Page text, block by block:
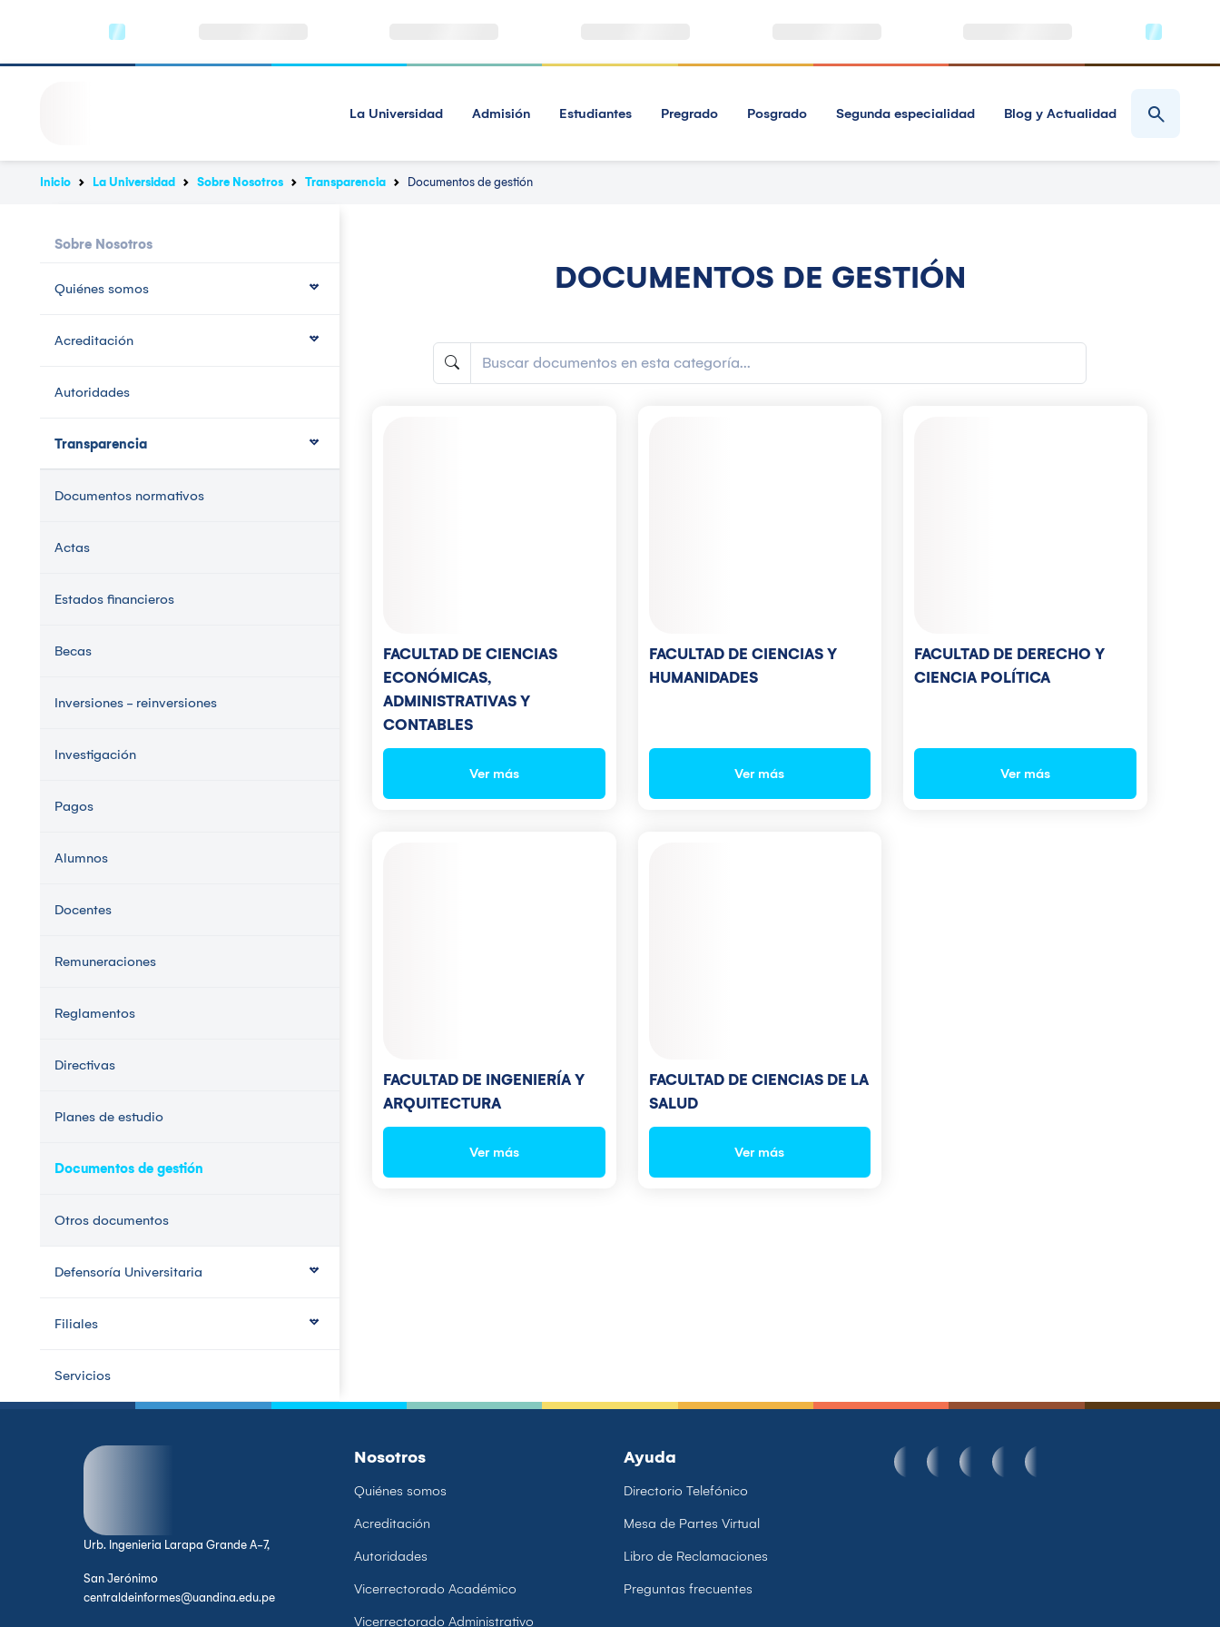
La Universidad Admisión Estudiantes Pregrado Posgrado Segunda especialidad Blog y Actualidad
Inicio La Universidad Sobre Nosotros Transparencia Documentos de gestión
Sobre Nosotros
Quiénes somos
Acreditación
Autoridades
Transparencia
Documentos normativos
Actas
Estados financieros
Becas
Inversiones - reinversiones
Investigación
Pagos
Alumnos
Docentes
Remuneraciones
Reglamentos
Directivas
Planes de estudio
Documentos de gestión
Otros documentos
Defensoría Universitaria
Filiales
Servicios
DOCUMENTOS DE GESTIÓN
FACULTAD DE CIENCIAS
ECONÓMICAS,
ADMINISTRATIVAS Y
CONTABLES
Ver más
FACULTAD DE CIENCIAS Y
HUMANIDADES
Ver más
FACULTAD DE DERECHO Y
CIENCIA POLÍTICA
Ver más
FACULTAD DE INGENIERÍA Y
ARQUITECTURA
Ver más
FACULTAD DE CIENCIAS DE LA
SALUD
Ver más
Urb. Ingenieria Larapa Grande A-7,
San Jerónimo
centraldeinformes@uandina.edu.pe
Nosotros
Quiénes somos
Acreditación
Autoridades
Vicerrectorado Académico
Vicerrectorado Administrativo
Ayuda
Directorio Telefónico
Mesa de Partes Virtual
Libro de Reclamaciones
Preguntas frecuentes